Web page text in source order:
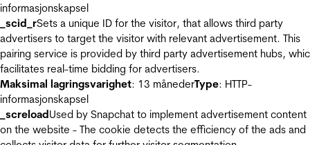
informasjonskapsel
_scid_rSets a unique ID for the visitor, that allows third party
advertisers to target the visitor with relevant advertisement. This
pairing service is provided by third party advertisement hubs,
facilitates real-time bidding for advertisers.
Maksimal lagringsvarighet: 13 månederType: HTTP-
informasjonskapsel
_screloadUsed by Snapchat to implement advertisement content
on the website - The cookie detects the efficiency of the ads and